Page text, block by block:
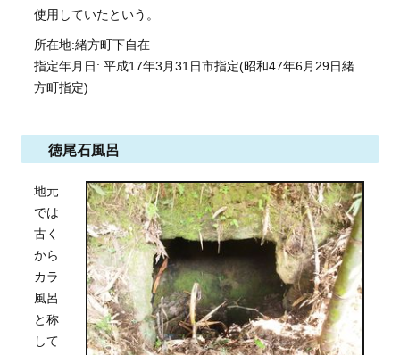
使用していたという。
所在地:緒方町下自在
指定年月日: 平成17年3月31日市指定(昭和47年6月29日緒
方町指定)
徳尾石風呂
地元
では
古く
から
カラ
風呂
と称
して